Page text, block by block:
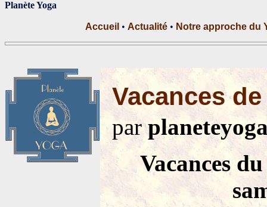
Planète Yoga
Accueil • Actualité • Notre approche du
Vacances
par
Vacances